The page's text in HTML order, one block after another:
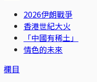
2026伊朗戰爭
香港世紀大火
「中國有稀土」
情色的未來
欄目